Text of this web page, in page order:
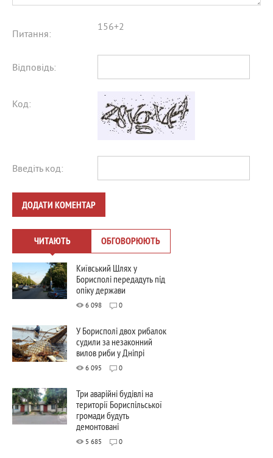
Питання:
156+2
Відповідь:
Код:
Введіть код:
ДОДАТИ КОМЕНТАР
ЧИТАЮТЬ ОБГОВОРЮЮТЬ
Київський Шлях у
Борисполі передадуть під
опіку держави
6 098 0
У Борисполі двох рибалок
судили за незаконний
вилов риби у Дніпрі
6 095 0
Три аварійні будівлі на
території Бориспільської
громади будуть
демонтовані
5 685 0